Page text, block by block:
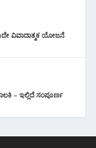
ವಿವಾದಾತ್ಮಕ ಯೋಜನೆ
– ಇಲ್ಲಿದೆ ಸಂಪೂರ್ಣ